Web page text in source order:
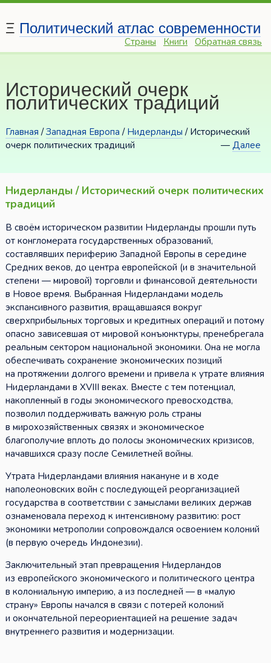
Ξ Политический атлас современности
Страны Книги Обратная связь
Исторический очерк
политических традиций
Главная /Западная Европа / Нидерланды / Исторический
очерк политических традиций
—Далее
Нидерланды / Исторический очерк политических
традиций
В своём историческом развитии Нидерланды прошли путь
от конгломерата государственных образований,
составлявших периферию Западной Европы в середине
Средних веков, до центра европейской (и в значительной
степени — мировой) торговли и финансовой деятельности
в Новое время. Выбранная Нидерландами модель
экспансивного развития, вращавшаяся вокруг
сверхприбыльных торговых и кредитных операций и потому
опасно зависевшая от мировой конъюнктуры, пренебрегала
реальным сектором национальной экономики. Она не могла
обеспечивать сохранение экономических позиций
на протяжении долгого времени и привела к утрате влияния
Нидерландами в XVIII веках. Вместе с тем потенциал,
накопленный в годы экономического превосходства,
позволил поддерживать важную роль страны
в мирохозяйственных связях и экономическое
благополучие вплоть до полосы экономических кризисов,
начавшихся сразу после Семилетней войны.
Утрата Нидерландами влияния накануне и в ходе
наполеоновских войн с последующей реорганизацией
государства в соответствии с замыслами великих держав
ознаменовала переход к интенсивному развитию: рост
экономики метрополии сопровождался освоением колоний
(в первую очередь Индонезии).
Заключительный этап превращения Нидерландов
из европейского экономического и политического центра
в колониальную империю, а из последней — в «малую
страну» Европы начался в связи с потерей колоний
и окончательной переориентацией на решение задач
внутреннего развития и модернизации.